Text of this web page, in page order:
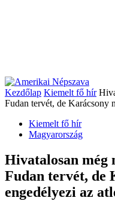
Kezdőlap Kiemelt fő hír
Fudan tervét, de Karácsony
Kiemelt fő hír
Magyarország
Hivatalosan még
Fudan tervét, de
engedélyezi az